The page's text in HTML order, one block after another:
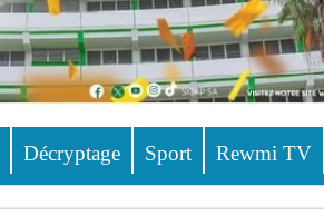
Décryptage Sport Rewmi TV